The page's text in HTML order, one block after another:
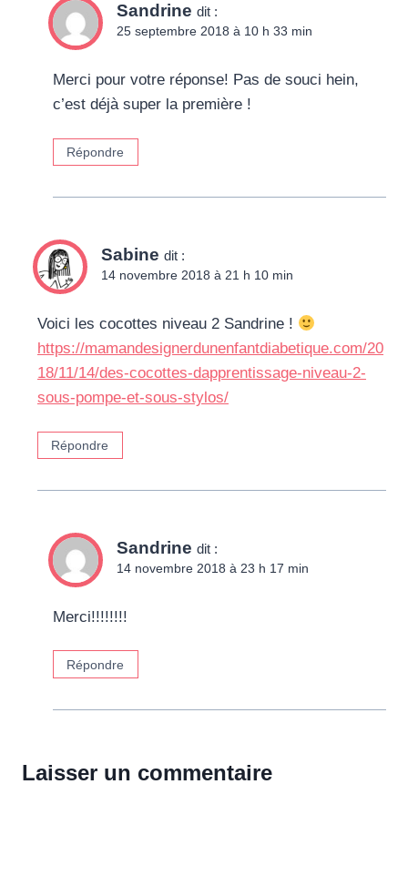
Sandrine dit :
25 septembre 2018 à 10 h 33 min
Merci pour votre réponse! Pas de souci hein,
c’est déjà super la première !
Répondre
Sabine dit :
14 novembre 2018 à 21 h 10 min
Voici les cocottes niveau 2 Sandrine !
https://mamandesignerdunenfantdiabetique.com/20
18/11/14/des-cocottes-dapprentissage-niveau-2-
sous-pompe-et-sous-stylos/
Répondre
Sandrine dit :
14 novembre 2018 à 23 h 17 min
Merci!!!!!!!!
Répondre
Laisser un commentaire